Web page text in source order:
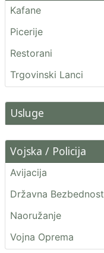
Kafane
Picerije
Restorani
Trgovinski Lanci
Usluge
Vojska / Policija
Avijacija
Državna Bezbednost
Naoružanje
Vojna Oprema